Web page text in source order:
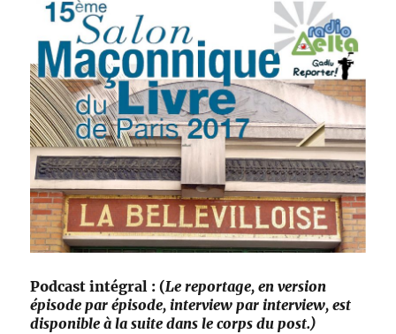
Podcast intégral : (Le reportage, en version
épisode par épisode, interview par interview, est
disponible à la suite dans le corps du post.)